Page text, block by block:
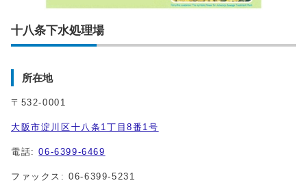
十八条下水処理場
所在地
〒532-0001
大阪市淀川区十八条1丁目8番1号
電話:06-6399-6469
ファックス: 06-6399-5231